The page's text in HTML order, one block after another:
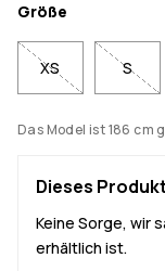
Größe
XS S
Das Model ist 186 cm
Dieses
Keine Sorge, wir
erhältlich ist.